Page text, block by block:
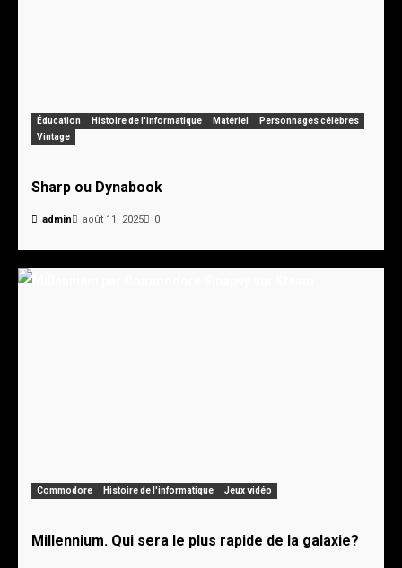
Éducation Histoire de l'informatique Matériel
Personnages célèbres
Vintage
Sharp ou Dynabook
admin août 11, 2025 0
Commodore Histoire de l'informatique Jeux vidéo
Millennium. Qui sera le plus rapide de la galaxie?